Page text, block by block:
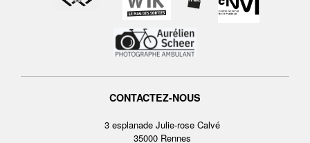
CONTACTEZ-NOUS
3 esplanade Julie-rose Calvé
35000 Rennes